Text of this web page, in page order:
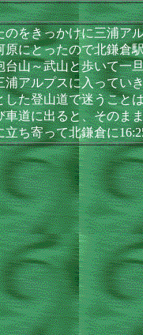
をきっかけに三浦ア
にとったので北鎌倉
山～武山と歩いて一
アルプスに入ってい
た登山道で迷うこと
道に出ると、そのま
ち寄って北鎌倉に